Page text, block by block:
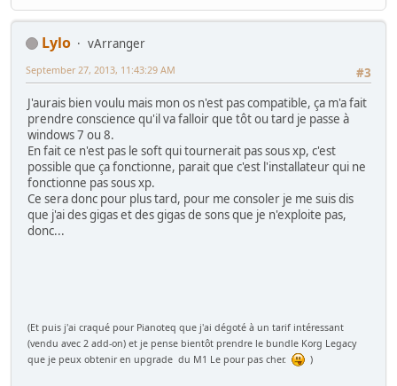
Lylo
vArranger
#3
September 27, 2013, 11:43:29 AM
J'aurais bien voulu mais mon os n'est pas compatible, ça m'a fait
prendre conscience qu'il va falloir que tôt ou tard je passe à
windows 7 ou 8.
En fait ce n'est pas le soft qui tournerait pas sous xp, c'est
possible que ça fonctionne, parait que c'est l'installateur qui ne
fonctionne pas sous xp.
Ce sera donc pour plus tard, pour me consoler je me suis dis
que j'ai des gigas et des gigas de sons que je n'exploite pas,
donc...
(Et puis j'ai craqué pour Pianoteq que j'ai dégoté à un tarif intéressant
(vendu avec 2 add-on) et je pense bientôt prendre le bundle Korg Legacy
que je peux obtenir en upgrade du M1 Le pour pas cher.
)